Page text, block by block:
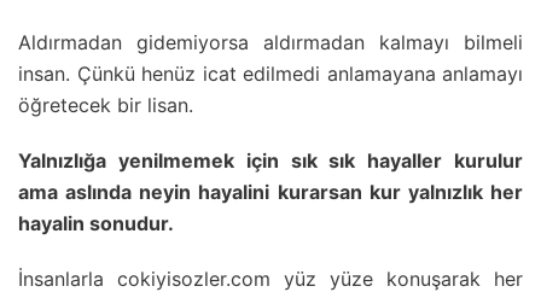
Aldırmadan gidemiyorsa aldırmadan kalmayı bilmeli
insan. Çünkü henüz icat edilmedi anlamayana anlamayı
öğretecek bir lisan.
Yalnızlığa yenilmemek için sık sık hayaller kurulur
ama aslında neyin hayalini kurarsan kur yalnızlık her
hayalin sonudur.
İnsanlarla cokiyisozler.com yüz yüze konuşarak her